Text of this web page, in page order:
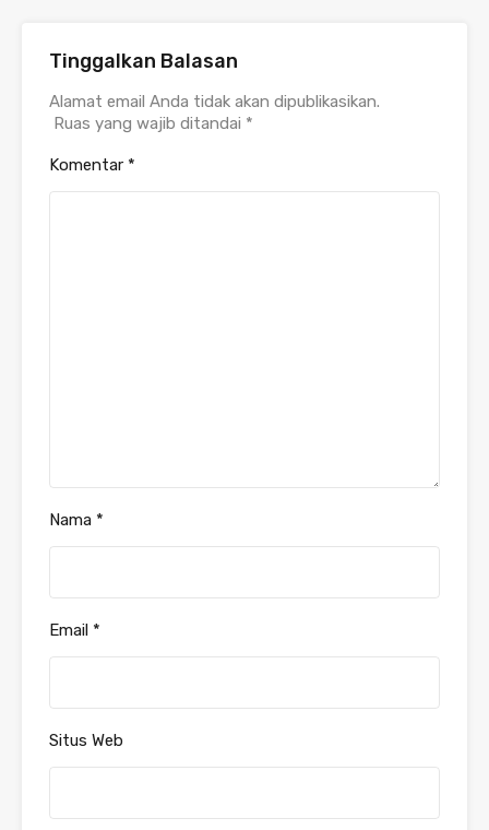
Tinggalkan Balasan
Alamat email Anda tidak akan dipublikasikan.
Ruas yang wajib ditandai *
Komentar *
Nama *
Email *
Situs Web